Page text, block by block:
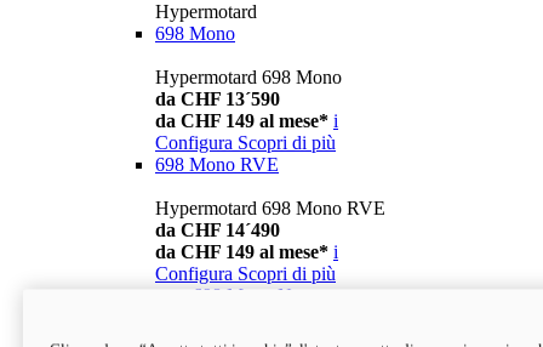
Hypermotard
698 Mono
Hypermotard 698 Mono
da CHF 13´590
da CHF 149 al mese* i
Configura Scopri di più
698 Mono RVE
Hypermotard 698 Mono RVE
da CHF 14´490
da CHF 149 al mese* i
Configura Scopri di più
698 Mono Nera
Hypermotard 698 Mono Nera